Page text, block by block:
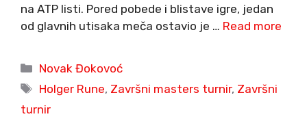
na ATP listi. Pored pobede i blistave igre, jedan
od glavnih utisaka meča ostavio je … Read more
Categories
Novak Đokovoć
Tags
Holger Rune, Završni masters turnir, Završni
turnir